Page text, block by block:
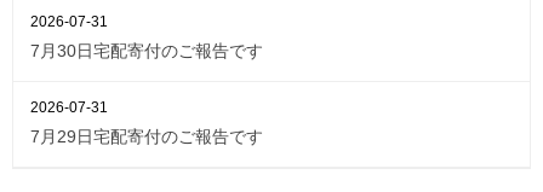
7月30日宅配寄付のご報告です
2026-07-31
7月29日宅配寄付のご報告です
2026-07-31